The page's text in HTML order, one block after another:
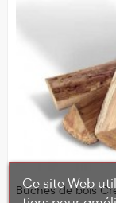
Bûches de bois
Ce site Web